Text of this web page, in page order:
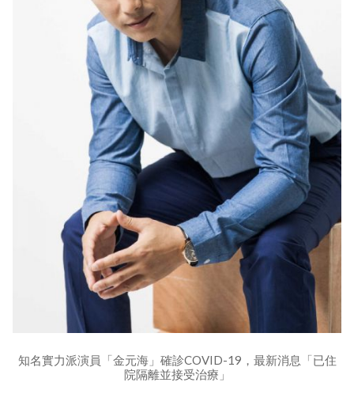
知名實力派演員「金元海」確診COVID-19，最新消息「已住
院隔離並接受治療」